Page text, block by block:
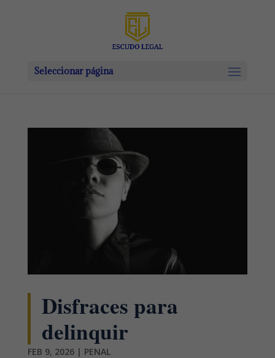
Seleccionar página
Disfraces para
delinquir
FEB 9, 2026| PENAL